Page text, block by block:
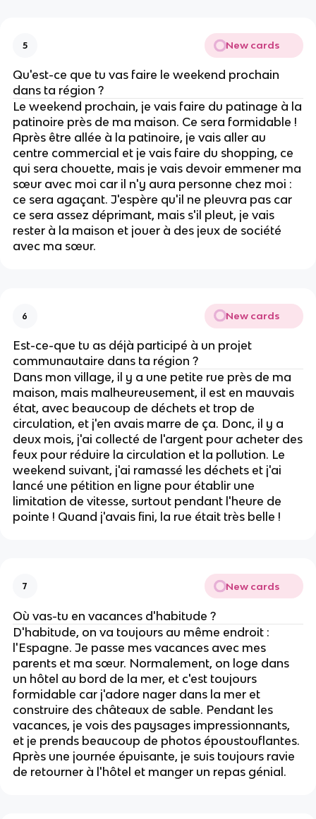
5 New cards
Qu'est-ce que tu vas faire le weekend prochain
dans ta région ?
Le weekend prochain, je vais faire du patinage à la
patinoire près de ma maison. Ce sera formidable !
Après être allée à la patinoire, je vais aller au
centre commercial et je vais faire du shopping, ce
qui sera chouette, mais je vais devoir emmener ma
sœur avec moi car il n'y aura personne chez moi :
ce sera agaçant. J'espère qu'il ne pleuvra pas car
ce sera assez déprimant, mais s'il pleut, je vais
rester à la maison et jouer à des jeux de société
avec ma sœur.
6 New cards
Est-ce-que tu as déjà participé à un projet
communautaire dans ta région ?
Dans mon village, il y a une petite rue près de ma
maison, mais malheureusement, il est en mauvais
état, avec beaucoup de déchets et trop de
circulation, et j'en avais marre de ça. Donc, il y a
deux mois, j'ai collecté de l'argent pour acheter des
feux pour réduire la circulation et la pollution. Le
weekend suivant, j'ai ramassé les déchets et j'ai
lancé une pétition en ligne pour établir une
limitation de vitesse, surtout pendant l'heure de
pointe ! Quand j'avais fini, la rue était très belle !
7 New cards
Où vas-tu en vacances d'habitude ?
D'habitude, on va toujours au même endroit :
l'Espagne. Je passe mes vacances avec mes
parents et ma sœur. Normalement, on loge dans
un hôtel au bord de la mer, et c'est toujours
formidable car j'adore nager dans la mer et
construire des châteaux de sable. Pendant les
vacances, je vois des paysages impressionnants,
et je prends beaucoup de photos époustouflantes.
Après une journée épuisante, je suis toujours ravie
de retourner à l'hôtel et manger un repas génial.